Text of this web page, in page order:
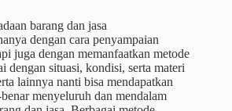
barang dan jasa
dengan cara penyampaian
juga dengan memanfaatkan metode
dengan situasi, kondisi, serta materi
lainnya nanti bisa mendapatkan
menyeluruh dan mendalam